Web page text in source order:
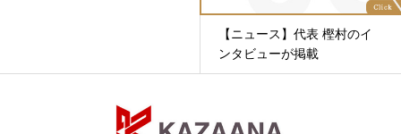
【ニュース】代表 樫村のイ
ンタビューが掲載